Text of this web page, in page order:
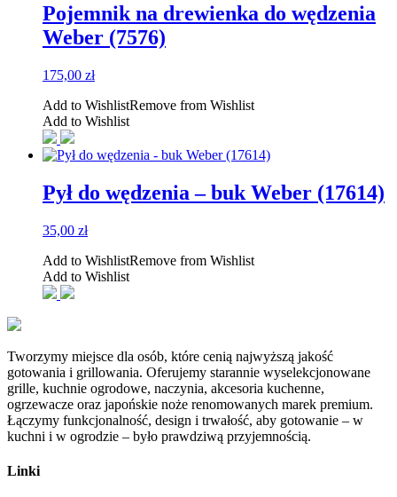
Pojemnik na drewienka do wędzenia
Weber (7576)
175,00 zł
Add to WishlistRemove from Wishlist
Add to Wishlist
Pył do wędzenia – buk Weber (17614)
35,00 zł
Add to WishlistRemove from Wishlist
Add to Wishlist
Tworzymy miejsce dla osób, które cenią najwyższą jakość
gotowania i grillowania. Oferujemy starannie wyselekcjonowane
grille, kuchnie ogrodowe, naczynia, akcesoria kuchenne,
ogrzewacze oraz japońskie noże renomowanych marek premium.
Łączymy funkcjonalność, design i trwałość, aby gotowanie – w
kuchni i w ogrodzie – było prawdziwą przyjemnością.
Linki